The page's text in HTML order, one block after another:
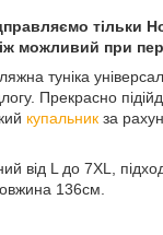
тільки
можливий при
туніка
Прекрасно
купальник за
від L до 7XL,
136см.